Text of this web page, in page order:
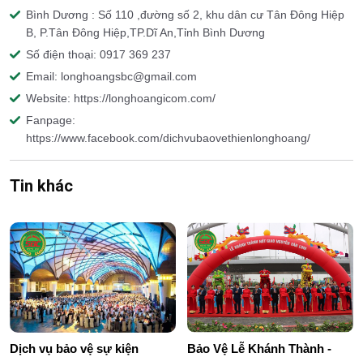
Bình Dương : Số 110 ,đường số 2, khu dân cư Tân Đông Hiệp
B, P.Tân Đông Hiệp,TP.Dĩ An,Tỉnh Bình Dương
Số điện thoại: 0917 369 237
Email: longhoangsbc@gmail.com
Website: https://longhoangicom.com/
Fanpage:
https://www.facebook.com/dichvubaovethienlonghoang/
Tin khác
Dịch vụ bảo vệ sự kiện
Bảo Vệ Lễ Khánh Thành -